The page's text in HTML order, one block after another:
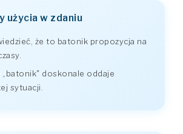
użycia w zdaniu
że to batonik propozycja na
„batonik" doskonale oddaje
sytuacji.